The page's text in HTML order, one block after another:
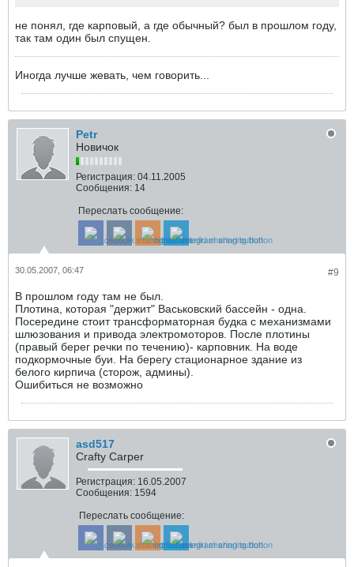
не понял, где карповый, а где обычный? был в прошлом году,
так там один был спущен.
Иногда лучше жевать, чем говорить...
Petr
Новичок
Регистрация: 04.11.2005
Сообщения: 14
Переслать сообщение:
#9
30.05.2007, 06:47
В прошлом году там не был.
Плотина, которая "держит" Васьковский бассейн - одна.
Посередине стоит трансформаторная будка с механизмами
шлюзования и привода электромоторов. После плотины
(правый берег речки по течению)- карповник. На воде
подкормочные буи. На берегу стационарное здание из
белого кирпича (сторож, админы).
Ошибиться не возможно
asd517
Crafty Carper
Регистрация: 16.05.2007
Сообщения: 1594
Переслать сообщение: